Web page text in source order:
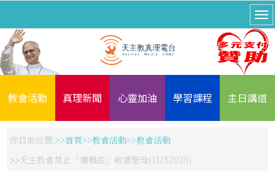
教會活動 真理新聞 心靈加油 學習課程 主日講道
你目前位置: 首頁 教會活動
教會活動
天主教會禁止「鑽轎底」敬禮聖母(11252020)